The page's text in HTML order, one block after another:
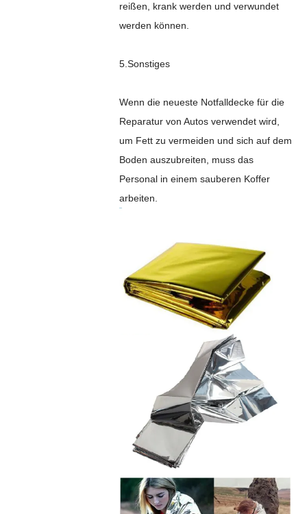
reißen, krank werden und verwundet
werden können.
5.Sonstiges
Wenn die neueste Notfalldecke für die
Reparatur von Autos verwendet wird,
um Fett zu vermeiden und sich auf dem
Boden auszubreiten, muss das
Personal in einem sauberen Koffer
arbeiten.